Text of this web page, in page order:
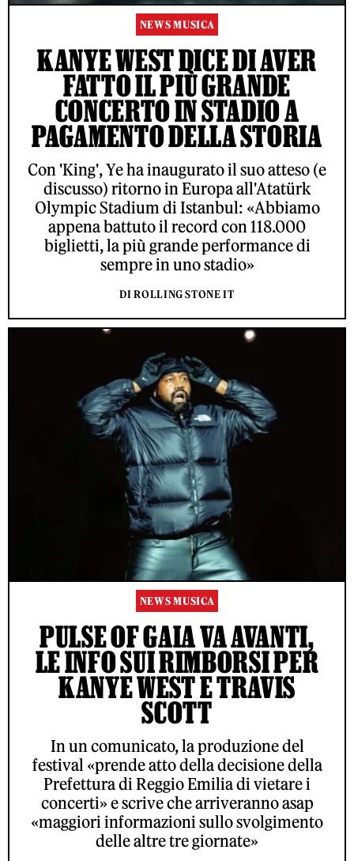
NEWS MUSICA
KANYE WEST DICE DI AVER
FATTO IL PIÙ GRANDE
CONCERTO IN STADIO A
PAGAMENTO DELLA STORIA
Con 'King', Ye ha inaugurato il suo atteso (e
discusso) ritorno in Europa all'Atatürk
Olympic Stadium di Istanbul: «Abbiamo
appena battuto il record con 118.000
biglietti, la più grande performance di
sempre in uno stadio»
DI ROLLING STONE IT
NEWS MUSICA
PULSE OF GAIA VA AVANTI,
LE INFO SUI RIMBORSI PER
KANYE WEST E TRAVIS
SCOTT
In un comunicato, la produzione del
festival «prende atto della decisione della
Prefettura di Reggio Emilia di vietare i
concerti» e scrive che arriveranno asap
«maggiori informazioni sullo svolgimento
delle altre tre giornate»